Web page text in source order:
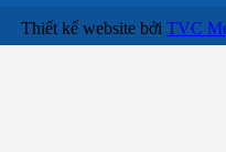
Thiết kế website bởi TVC